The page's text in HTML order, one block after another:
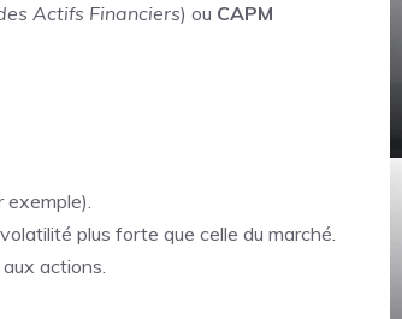
Actifs Financiers) ou CAPM
exemple).
plus forte que celle du marché.
actions.